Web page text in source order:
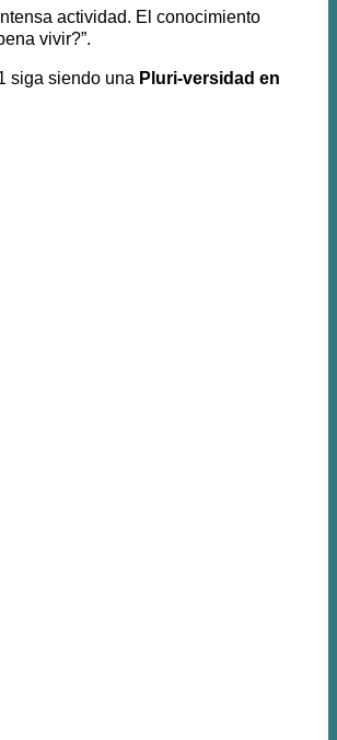
actividad. El conocimiento
vivir?”.
siga siendo una Pluri-versidad en